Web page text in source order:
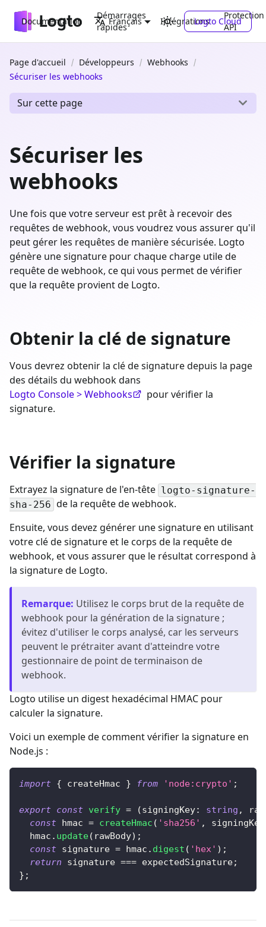
Documentation
Démarrages
rapides
Intégrations
Protection
API
Français Logto Cloud
Page d'accueil Développeurs
Webhooks
Sécuriser les webhooks
Sur cette page
Sécuriser les
webhooks
Une fois que votre serveur est prêt à recevoir des
requêtes de webhook, vous voudrez vous assurer qu'il
peut gérer les requêtes de manière sécurisée. Logto
génère une signature pour chaque charge utile de
requête de webhook, ce qui vous permet de vérifier
que la requête provient de Logto.
Obtenir la clé de signature
Vous devrez obtenir la clé de signature depuis la page
des détails du webhook dans
Logto Console > Webhooks
pour vérifier la
signature.
Vérifier la signature
Extrayez la signature de l'en-tête logto-signature-
sha-256 de la requête de webhook.
Ensuite, vous devez générer une signature en utilisant
votre clé de signature et le corps de la requête de
webhook, et vous assurer que le résultat correspond à
la signature de Logto.
Remarque: Utilisez le corps brut de la requête de
webhook pour la génération de la signature ;
évitez d'utiliser le corps analysé, car les serveurs
peuvent le prétraiter avant d'atteindre votre
gestionnaire de point de terminaison de
webhook.
Logto utilise un digest hexadécimal HMAC pour
calculer la signature.
Voici un exemple de comment vérifier la signature en
Node.js :
import { createHmac } from 'node:crypto' ;
export const verify = (signingKey: string ,
const hmac = createHmac ( 'sha256' , signingKey
  hmac
. update( rawBody) ;
const signature = hmac . digest ( 'hex' ) ;
return signature === expectedSignature;
} ;